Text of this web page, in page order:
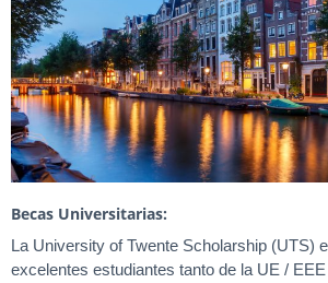
Becas Universitarias:
La University of Twente Scholarship (UTS)
excelentes estudiantes tanto de la UE /